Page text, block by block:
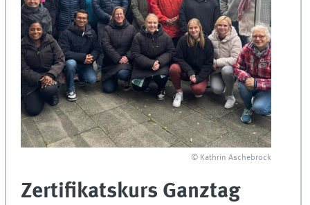
© Kathrin Aschebrock
Zertifikatskurs Ganztag